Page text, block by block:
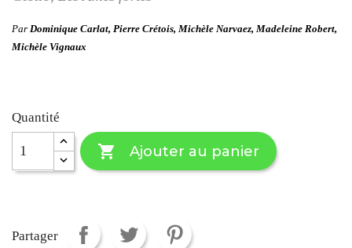
Par Dominique Carlat, Pierre Crétois, Michèle Narvaez, Madeleine Robert,
Michèle Vignaux
Quantité
 Ajouter au panier
Partager